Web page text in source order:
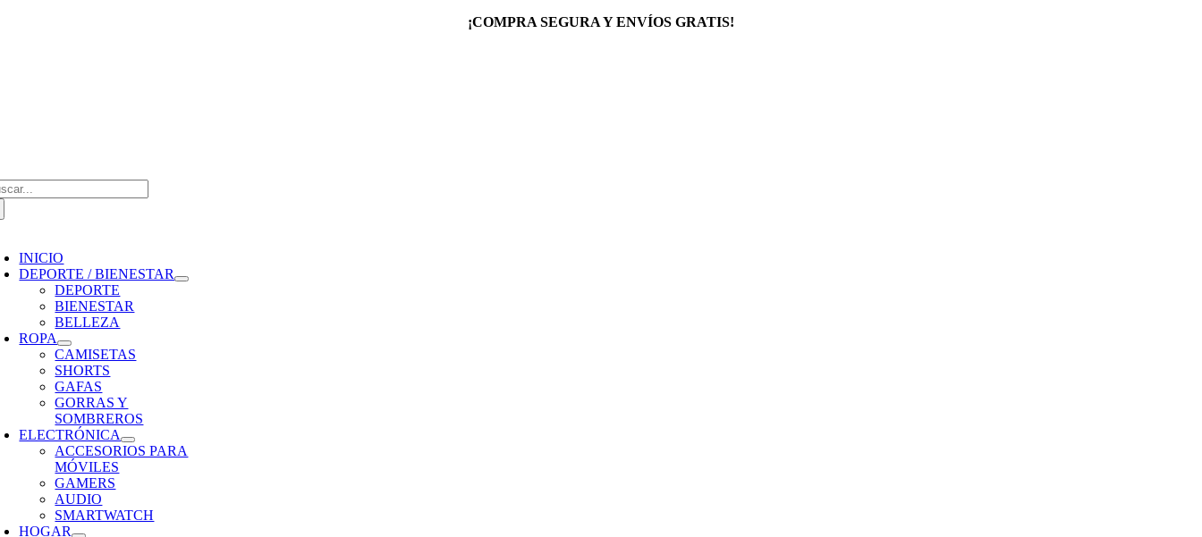
¡COMPRA SEGURA Y ENVÍOS GRATIS!
INICIO
DEPORTE / BIENESTAR
DEPORTE
BIENESTAR
BELLEZA
ROPA
CAMISETAS
SHORTS
GAFAS
GORRAS Y
SOMBREROS
ELECTRÓNICA
ACCESORIOS PARA
MÓVILES
GAMERS
AUDIO
SMARTWATCH
HOGAR